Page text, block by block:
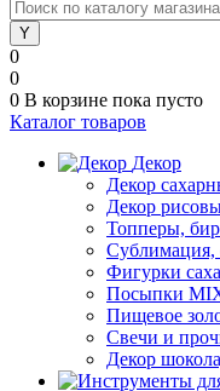
0
0
0 В корзине пока пусто
Каталог товаров
Декор
Декор
Декор
Топперы,
Сублимация,
Фигурки
Посыпки
Пищевое
Свечи и
Декор